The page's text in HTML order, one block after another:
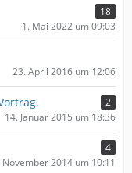
18
1. Mai 2022 um 09:03
23. April 2016 um 12:06
2
14. Januar 2015 um 18:36
4
November 2014 um 10:11